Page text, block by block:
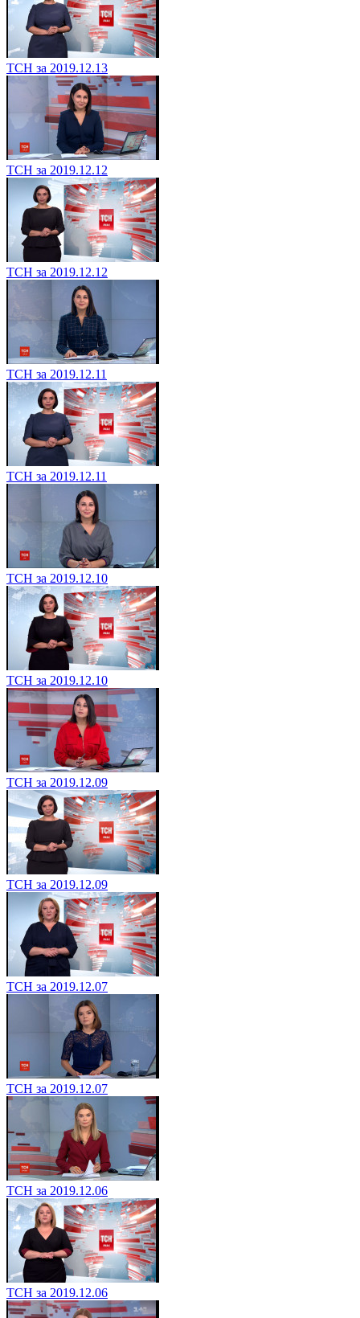
ТСН за 2019.12.13
ТСН за 2019.12.12
ТСН за 2019.12.12
ТСН за 2019.12.11
ТСН за 2019.12.11
ТСН за 2019.12.10
ТСН за 2019.12.10
ТСН за 2019.12.09
ТСН за 2019.12.09
ТСН за 2019.12.07
ТСН за 2019.12.07
ТСН за 2019.12.06
ТСН за 2019.12.06